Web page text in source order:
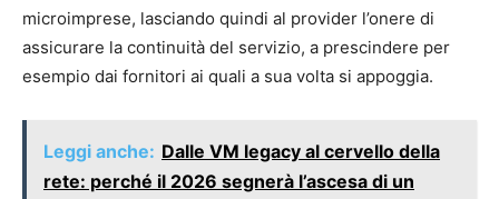
microimprese, lasciando quindi al provider l’onere di
assicurare la continuità del servizio, a prescindere per
esempio dai fornitori ai quali a sua volta si appoggia.
Leggi anche: Dalle VM legacy al cervello della
rete: perché il 2026 segnerà l’ascesa di un